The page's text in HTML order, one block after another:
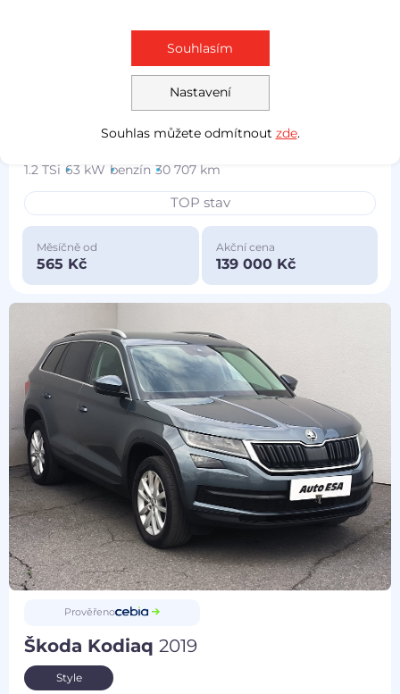
1.2 TSi 63 kW benzín 30 707 km
TOP stav
Měsíčně od
565 Kč
Akční cena
139 000 Kč
Prověřeno
Škoda Kodiaq2019
Style
Nastavení
Souhlasím
Souhlas můžete odmítnout zde.